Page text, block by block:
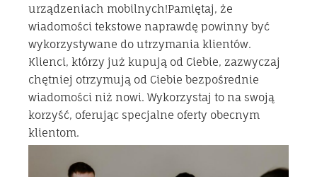
urządzeniach mobilnych!Pamiętaj, że
wiadomości tekstowe naprawdę powinny być
wykorzystywane do utrzymania klientów.
Klienci, którzy już kupują od Ciebie, zazwyczaj
chętniej otrzymują od Ciebie bezpośrednie
wiadomości niż nowi. Wykorzystaj to na swoją
korzyść, oferując specjalne oferty obecnym
klientom.